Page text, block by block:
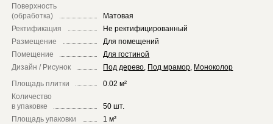
Поверхность
(обработка)
Матовая
Ректификация
Не ректифицированный
Размещение
Для помещений
Помещение
Для гостиной
Дизайн / Рисунок
Под дерево Под мрамор Моноколор
Площадь плитки
0.02 м²
Количество
в упаковке
50 шт.
Площадь упаковки
1 м²